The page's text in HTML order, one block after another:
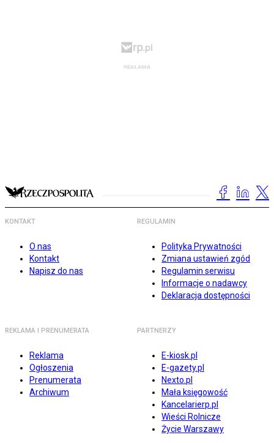
KONTAKT
O nas
Kontakt
Napisz do nas
REGULAMIN
Polityka Prywatności
Zmiana ustawień zgód
Regulamin serwisu
Informacje o nadawcy
Deklaracja dostępności
REKLAMA I PRENUMERATA
Reklama
Ogłoszenia
Prenumerata
Archiwum
PARTNERZY
E-kiosk.pl
E-gazety.pl
Nexto.pl
Mała księgowość
Kancelarierp.pl
Wieści Rolnicze
Życie Warszawy